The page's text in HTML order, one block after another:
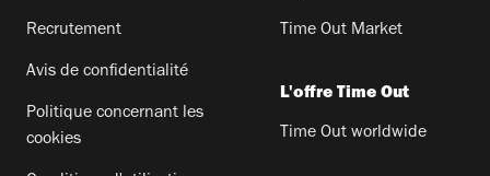
Recrutement
Avis de confidentialité
Politique concernant les
cookies
Time Out Market
L'offre Time Out
Time Out worldwide